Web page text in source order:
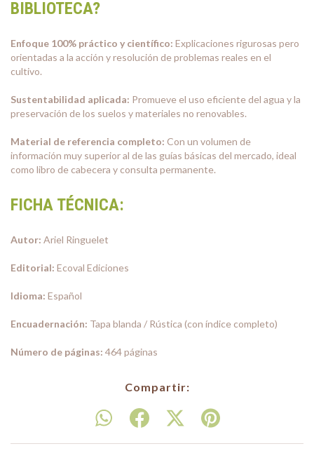
BIBLIOTECA?
Enfoque 100% práctico y científico: Explicaciones rigurosas pero
orientadas a la acción y resolución de problemas reales en el
cultivo.
Sustentabilidad aplicada: Promueve el uso eficiente del agua y la
preservación de los suelos y materiales no renovables.
Material de referencia completo: Con un volumen de
información muy superior al de las guías básicas del mercado, ideal
como libro de cabecera y consulta permanente.
FICHA TÉCNICA:
Autor: Ariel Ringuelet
Editorial: Ecoval Ediciones
Idioma: Español
Encuadernación: Tapa blanda / Rústica (con índice completo)
Número de páginas: 464 páginas
Compartir: